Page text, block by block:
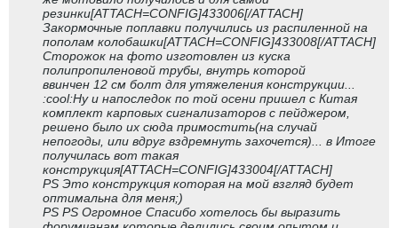
резинки[ATTACH=CONFIG]433006[/ATTACH]
Закормочные поплавки получились из распиленной на
пополам колобашки[ATTACH=CONFIG]433008[/ATTACH]
Сторожок на фото изготовлен из куска
полипропиленовой трубы, внутрь которой
ввинчен 12 см болт для утяжеления конструкции...
:cool:Ну и напоследок по той осени пришел с Китая
комплект карповых сигнализаторов с пейджером,
решено было их сюда примостить(на случай
непогоды, или вдруг вздремнуть захочется)... в Итоге
получилась вот такая
конструкция[ATTACH=CONFIG]433004[/ATTACH]
PS Это конструкция которая на мой взгляд будет
оптимальна для меня;)
PS PS Огромное Спасибо хотелось бы выразить